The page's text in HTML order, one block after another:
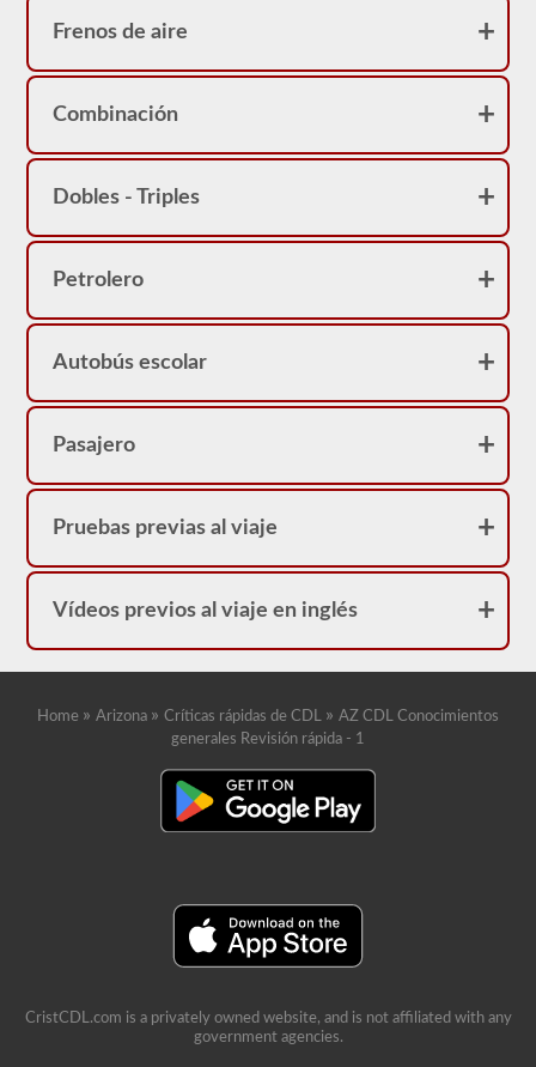
Frenos de aire
Combinación
Dobles - Triples
Petrolero
Autobús escolar
Pasajero
Pruebas previas al viaje
Vídeos previos al viaje en inglés
Home » Arizona » Críticas rápidas de CDL » AZ CDL Conocimientos
generales Revisión rápida - 1
CristCDL.com is a privately owned website, and is not affiliated with any
government agencies.